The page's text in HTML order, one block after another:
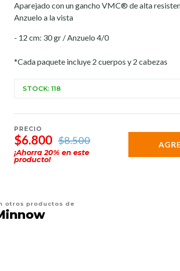
Aparejado con un gancho VMC® de alta
Anzuelo a la vista
- 12 cm: 30 gr / Anzuelo 4/0
*Cada paquete incluye 2 cuerpos y 2 cabezas
STOCK: 118
PRECIO
$6.800 $8.500
¡Ahorra20% en este
producto!
otros productos de